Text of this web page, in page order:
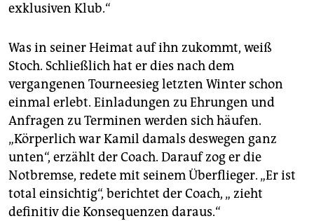
exklusiven Klub.“
Was in seiner Heimat auf ihn zukommt, weiß
Stoch. Schließlich hat er dies nach dem
vergangenen Tourneesieg letzten Winter schon
einmal erlebt. Einladungen zu Ehrungen und
Anfragen zu Terminen werden sich häufen.
„Körperlich war Kamil damals deswegen ganz
unten“, erzählt der Coach. Darauf zog er die
Notbremse, redete mit seinem Überflieger. „Er ist
total einsichtig“, berichtet der Coach, „ zieht
definitiv die Konsequenzen daraus.“